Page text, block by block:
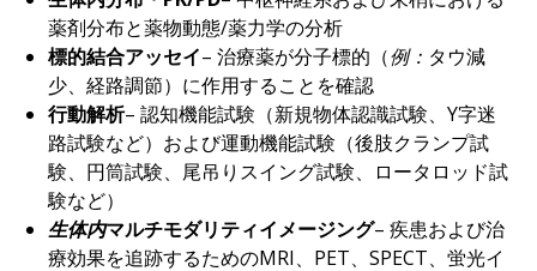
薬剤分布と薬物動態/薬力学の分析
標的結合アッセイ– 治療薬が分子標的（例： タウ減
少、経路調節）に作用することを確認
行動解析– 認知機能試験（新規物体認識試験、Y字迷
路試験など）および運動機能試験（後肢クランプ試
験、円筒試験、尾吊りスイング試験、ロータロッド試
験など）
生体内マルチモダリティイメージング– 疾患および治
療効果を追跡するためのMRI、PET、SPECT、蛍光イ